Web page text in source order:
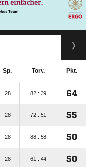
Sp. Torv. Pkt.
28 82 : 39 64
28 72 : 51 55
28 88 : 58 50
28 61 : 44 50